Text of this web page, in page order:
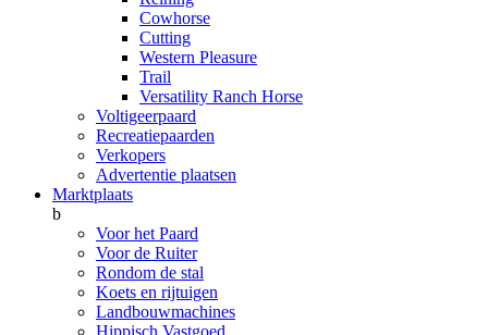
Cowhorse
Cutting
Western Pleasure
Trail
Versatility Ranch Horse
Voltigeerpaard
Recreatiepaarden
Verkopers
Advertentie plaatsen
Marktplaats
b
Voor het Paard
Voor de Ruiter
Rondom de stal
Koets en rijtuigen
Landbouwmachines
Hippisch Vastgoed